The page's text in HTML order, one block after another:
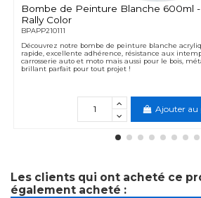
Bombe de Peinture Blanche 600ml
Rally Color
BPAPP210111
Découvrez notre bombe de peinture blanche
rapide, excellente adhérence, résistance aux
carrosserie auto et moto mais aussi pour le bois,
brillant parfait pour tout projet !
Ajouter au
Les clients qui ont acheté ce
également acheté :